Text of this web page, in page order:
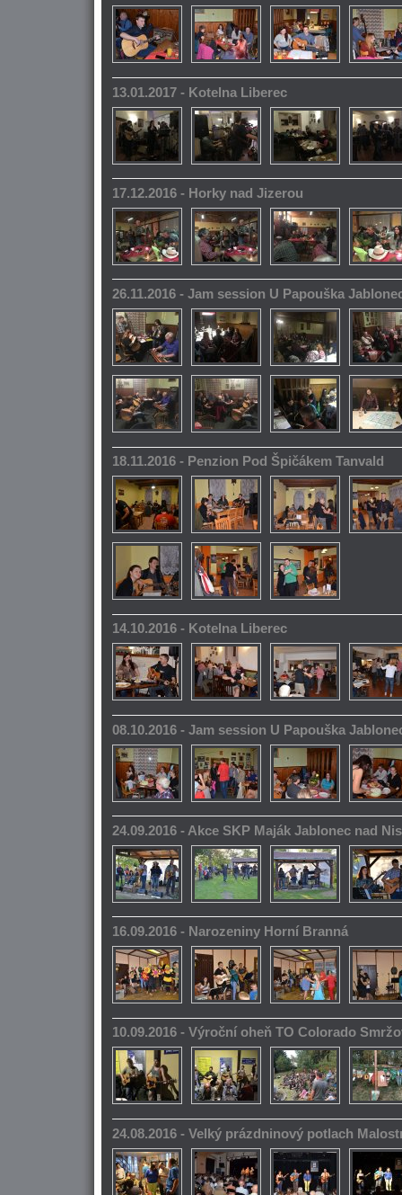
13.01.2017 - Kotelna Liberec
17.12.2016 - Horky nad Jizerou
26.11.2016 - Jam session U Papouška
18.11.2016 - Penzion Pod Špičákem Tanvald
14.10.2016 - Kotelna Liberec
08.10.2016 - Jam session U Papouška
24.09.2016 - Akce SKP Maják Jablonec nad
16.09.2016 - Narozeniny Horní Branná
10.09.2016 - Výroční oheň TO Colorado
24.08.2016 - Velký prázdninový potlach